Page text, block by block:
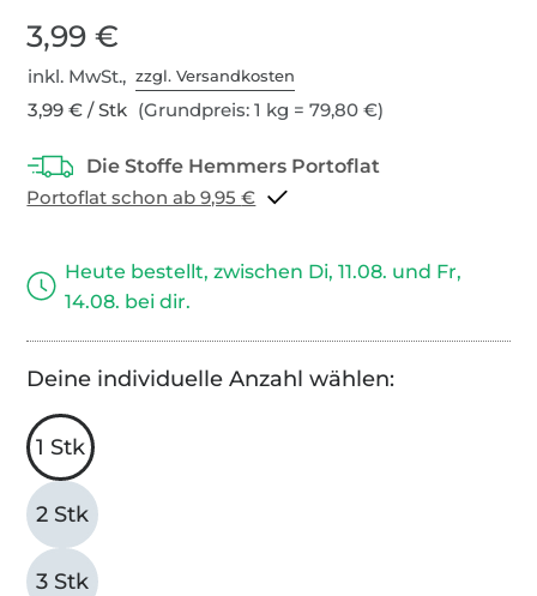
3,99 €
inkl. MwSt.,zzgl. Versandkosten
3,99 € / Stk (Grundpreis: 1 kg = 79,80 €)
Portoflat schon ab 9,95 €
Heute bestellt, zwischen Di, 11.08. und Fr,
14.08. bei dir.
Deine individuelle Anzahl wählen:
1 Stk
2 Stk
3 Stk